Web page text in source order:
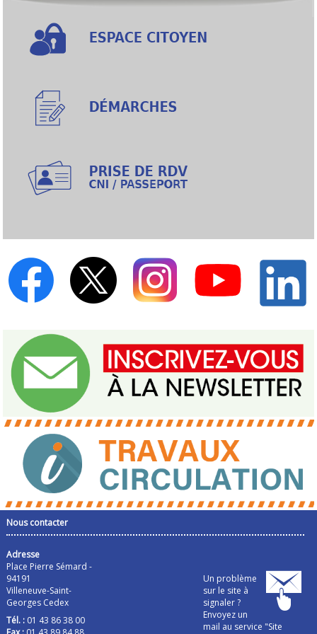
Nous contacter
Adresse
Place Pierre Sémard -
94191
Villeneuve-Saint-
Georges Cedex
Tél. :01 43 86 38 00
Un problème
sur le site à
signaler ?
Envoyez un
mail au service "Site